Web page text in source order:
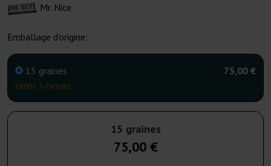
Mr. Nice
Emballage d'origine:
15 graines
EXPÉD. 3-7 JOURS
75,00 €
15 graines
75,00 €